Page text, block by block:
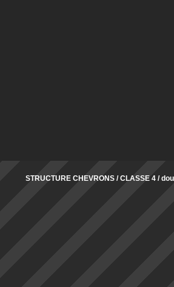
STRUCTURE CHEVRONS / CLASSE 4 /